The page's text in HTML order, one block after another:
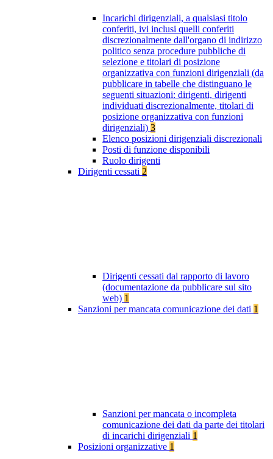
Incarichi dirigenziali, a qualsiasi titolo
conferiti, ivi inclusi quelli conferiti
discrezionalmente dall'organo di indirizzo
politico senza procedure pubbliche di
selezione e titolari di posizione
organizzativa con funzioni dirigenziali (da
pubblicare in tabelle che distinguano le
seguenti situazioni: dirigenti, dirigenti
individuati discrezionalmente, titolari di
posizione organizzativa con funzioni
dirigenziali) 3
Elenco posizioni dirigenziali discrezionali
Posti di funzione disponibili
Ruolo dirigenti
Dirigenti cessati 2
Dirigenti cessati dal rapporto di lavoro
(documentazione da pubblicare sul sito
web) 1
Sanzioni per mancata comunicazione dei dati 1
Sanzioni per mancata o incompleta
comunicazione dei dati da parte dei titolari
di incarichi dirigenziali 1
Posizioni organizzative 1